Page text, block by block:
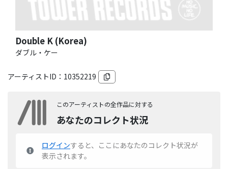
Double K (Korea)
ダブル・ケー
アーティストID： 10352219
このアーティストの全作品に対する
あなたのコレクト状況
ログインすると、ここにあなたのコレクト状況が
表示されます。